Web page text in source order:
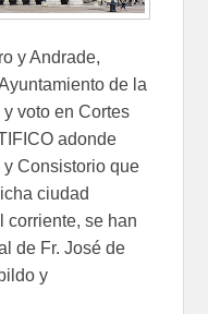
y Andrade,
de la
voto en Cortes
adonde
Consistorio que
ciudad
corriente, se han
de Fr. José de
y